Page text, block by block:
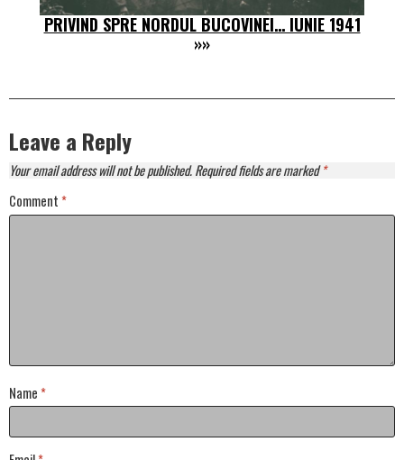
PRIVIND SPRE NORDUL BUCOVINEI… IUNIE 1941
»»
Leave a Reply
Your email address will not be published.Required fields are marked*
Comment *
Name *